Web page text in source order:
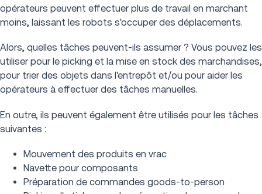
opérateurs peuvent effectuer plus de travail en marchant
moins, laissant les robots s'occuper des déplacements.
Alors, quelles tâches peuvent-ils assumer ? Vous pouvez les
utiliser pour le picking et la mise en stock des marchandises,
pour trier des objets dans l'entrepôt et/ou pour aider les
opérateurs à effectuer des tâches manuelles.
En outre, ils peuvent également être utilisés pour les tâches
suivantes :
Mouvement des produits en vrac
Navette pour composants
Préparation de commandes goods-to-person